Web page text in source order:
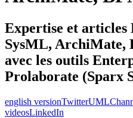
Expertise et
SysML, ArchiMate,
avec les outils
Prolaborate (Sparx
english versionTwitter
videosLinkedIn